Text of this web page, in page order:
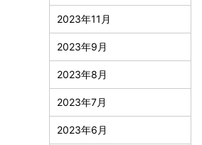
2023年11月
2023年9月
2023年8月
2023年7月
2023年6月